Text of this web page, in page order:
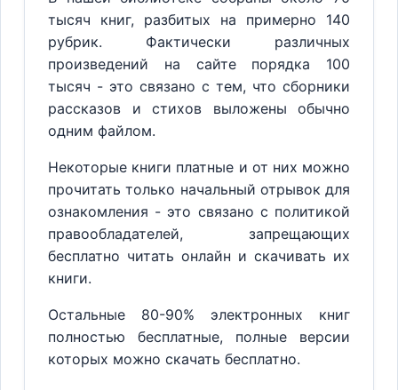
тысяч книг, разбитых на примерно 140
рубрик. Фактически различных
произведений на сайте порядка 100
тысяч - это связано с тем, что сборники
рассказов и стихов выложены обычно
одним файлом.
Некоторые книги платные и от них можно
прочитать только начальный отрывок для
ознакомления - это связано с политикой
правообладателей, запрещающих
бесплатно читать онлайн и скачивать их
книги.
Остальные 80-90% электронных книг
полностью бесплатные, полные версии
которых можно скачать бесплатно.